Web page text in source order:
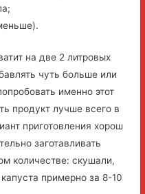
на две 2 литровых
чуть больше или
именно этот
продукт лучше всего в
приготовления хорош
заготавливать
количестве: скушали,
примерно за 8-10